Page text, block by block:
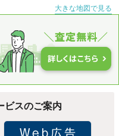
大きな地図で見る
ビスのご案内